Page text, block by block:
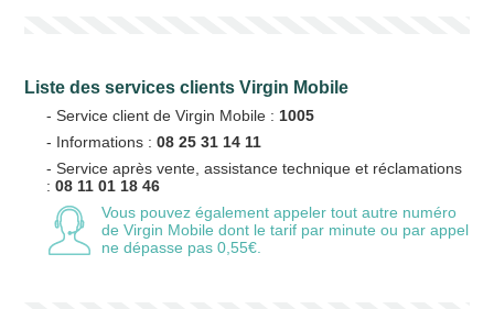
Vos crédits
20 €
Liste des services clients Virgin Mobile
- Service client de Virgin Mobile : 1005
- Informations :08 25 31 14 11
- Service après vente, assistance technique et réclamations
:08 11 01 18 46
Vous pouvez également appeler tout autre numéro
de Virgin Mobile dont le tarif par minute ou par appel
ne dépasse pas 0,55€.